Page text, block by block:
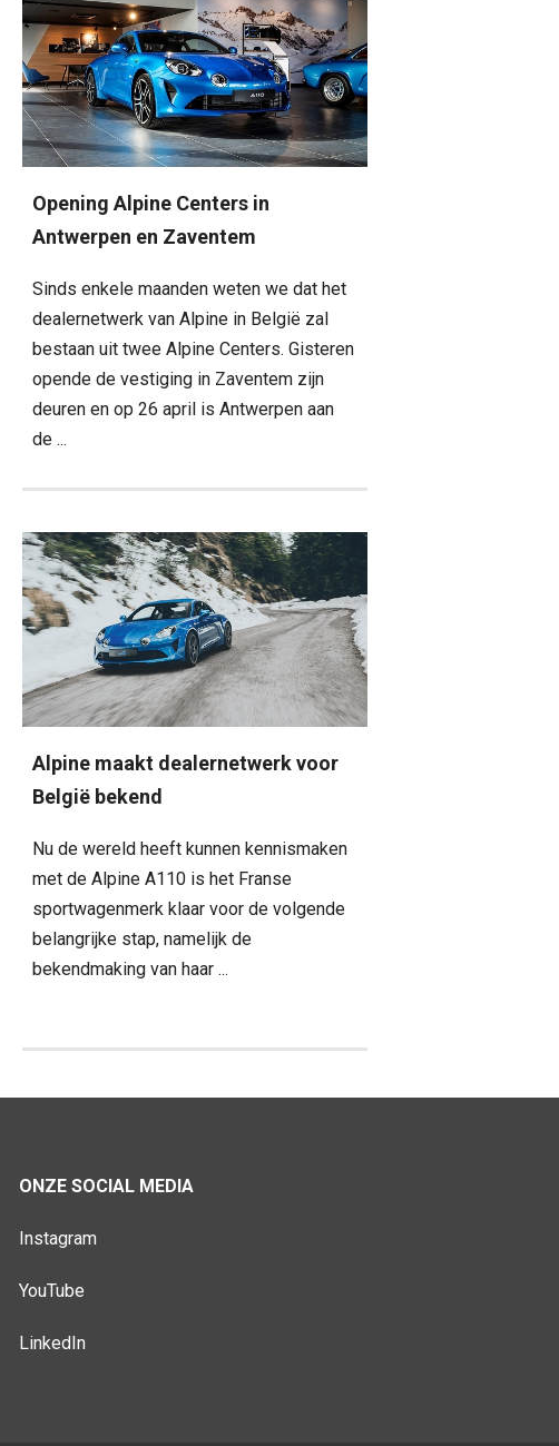
Opening Alpine Centers in
Antwerpen en Zaventem
Sinds enkele maanden weten we dat het
dealernetwerk van Alpine in België zal
bestaan uit twee Alpine Centers. Gisteren
opende de vestiging in Zaventem zijn
deuren en op 26 april is Antwerpen aan
de ...
Alpine maakt dealernetwerk voor
België bekend
Nu de wereld heeft kunnen kennismaken
met de Alpine A110 is het Franse
sportwagenmerk klaar voor de volgende
belangrijke stap, namelijk de
bekendmaking van haar ...
ONZE SOCIAL MEDIA
Instagram
YouTube
LinkedIn